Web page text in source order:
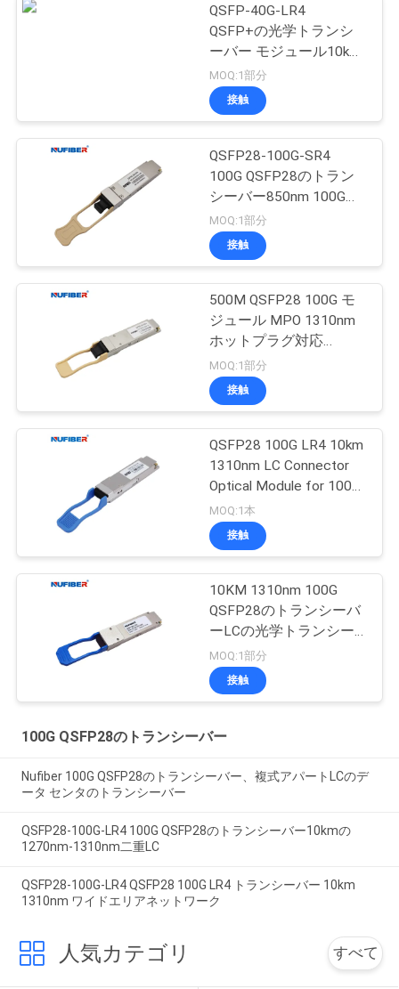
QSFP-40G-LR4
QSFP+の光学トランシ
ーバー モジュール10km
1310nm SMFの二重LC
MOQ:1部分
接触
QSFP28-100G-SR4
100G QSFP28のトラン
シーバー850nm 100G
MPOのトランシーバー
MOQ:1部分
接触
500M QSFP28 100G モ
ジュール MPO 1310nm
ホットプラグ対応
QSFP28-100G-SR4
MOQ:1部分
接触
QSFP28 100G LR4 10km
1310nm LC Connector
Optical Module for 100G
QSFP28 Transceiver
MOQ:1本
接触
10KM 1310nm 100G
QSFP28のトランシーバ
ーLCの光学トランシー
バーQSFP28-100G-LR4
MOQ:1部分
接触
100G QSFP28のトランシーバー
Nufiber 100G QSFP28のトランシーバー、複式アパートLCのデ
ータ センタのトランシーバー
QSFP28-100G-LR4 100G QSFP28のトランシーバー10kmの
1270nm-1310nm二重LC
QSFP28-100G-LR4 QSFP28 100G LR4 トランシーバー 10km
1310nm ワイドエリアネットワーク
人気カテゴリ すべて